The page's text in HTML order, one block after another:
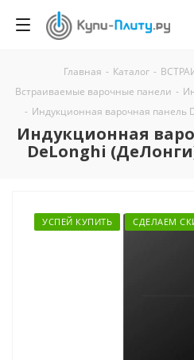
Главная - Каталог -
Встраиваемые варочные панели -
- Индукционная варочная панель
Индукционная
DeLonghi (ДеЛонги)
УСПЕЙ КУПИТЬ СДЕЛАЕМ